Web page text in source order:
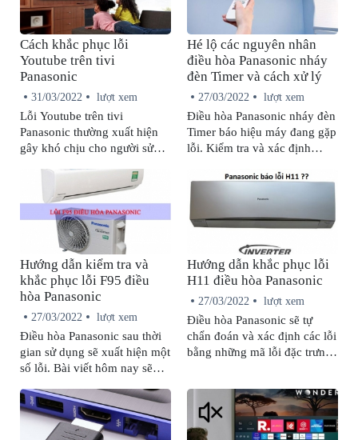
ngay sau đây.
Cách khắc phục lỗi
Youtube trên tivi
Panasonic
31/03/2022
lượt xem
Lỗi Youtube trên tivi
Panasonic thường xuất hiện
gây khó chịu cho người sử
được xem là vấn đề đang
quan tâm. Hãy cùng chúng
tôi tìm hiểu trong bài viết sau.
Hé lộ các nguyên nhân
điều hòa Panasonic nháy
đèn Timer và cách xử lý
27/03/2022
lượt xem
Điều hòa Panasonic nháy đèn
Timer báo hiệu máy đang gặp
lỗi. Kiểm tra và xác định
cách xử lý phù hợp.
Hướng dẫn kiểm tra và
khắc phục lỗi F95 điều
hòa Panasonic
27/03/2022
lượt xem
Điều hòa Panasonic sau thời
gian sử dụng sẽ xuất hiện một
số lỗi. Bài viết hôm nay sẽ
lỗi F95 trên máy lạnh
Panasonic cũng như cách
khắc phục tình trạng này tại
Hướng dẫn khắc phục lỗi
H11 điều hòa Panasonic
27/03/2022
lượt xem
Điều hòa Panasonic sẽ tự
chẩn đoán và xác định các lỗi
bằng những mã lỗi đặc trưng.
khắc phục lỗi như thế nào?
Hãy tham khảo những thông
tin được chia sẻ trong bài viết